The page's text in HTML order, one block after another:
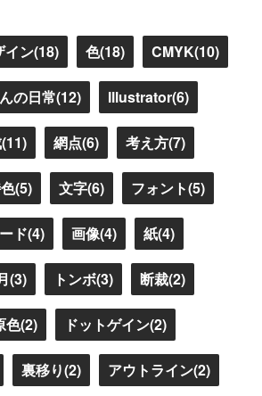
イン(18) 色(18) CMYK(10)
の日常(12) Illustrator(6)
網点(6) 考え方(7)
(5) 文字(6) フォント(5)
ド(4) 画像(4) 紙(4)
(3) トンボ(3) 断裁(2)
色(2) ドットゲイン(2)
裏移り(2) アウトライン(2)